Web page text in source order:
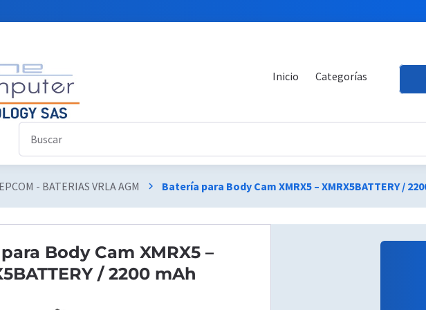
Inicio Categorías
EPCOM - BATERIAS VRLA AGM chevron_right Batería para Body Cam XMRX5 – XMRX5BATTERY /
Body Cam XMRX5 –
/ 2200 mAh